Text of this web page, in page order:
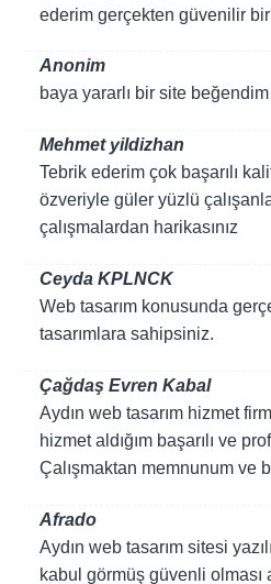
ederim gerçekten güvenilir
Anonim
baya yararlı bir site beğendim
Mehmet yildizhan
Tebrik ederim çok başarılı
özveriyle güler yüzlü
çalışmalardan harikasınız
Ceyda KPLNCK
Web tasarım konusunda
tasarımlara sahipsiniz.
Çağdaş Evren Kabal
Aydın web tasarım hizmet
hizmet aldığım başarılı ve
Çalışmaktan memnunum ve
Afrado
Aydın web tasarım sitesi
kabul görmüş güvenli olması